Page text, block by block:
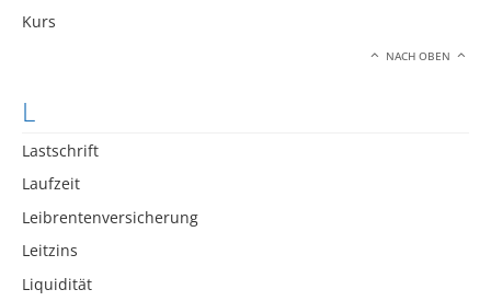
Kurs
NACH OBEN
L
Lastschrift
Laufzeit
Leibrentenversicherung
Leitzins
Liquidität